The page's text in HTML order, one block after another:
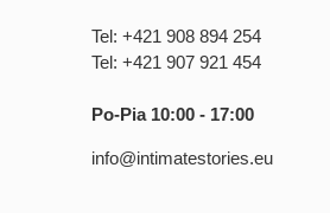
Tel: +421 908 894 254
Tel: +421 907 921 454
Po-Pia 10:00 - 17:00
info@intimatestories.eu